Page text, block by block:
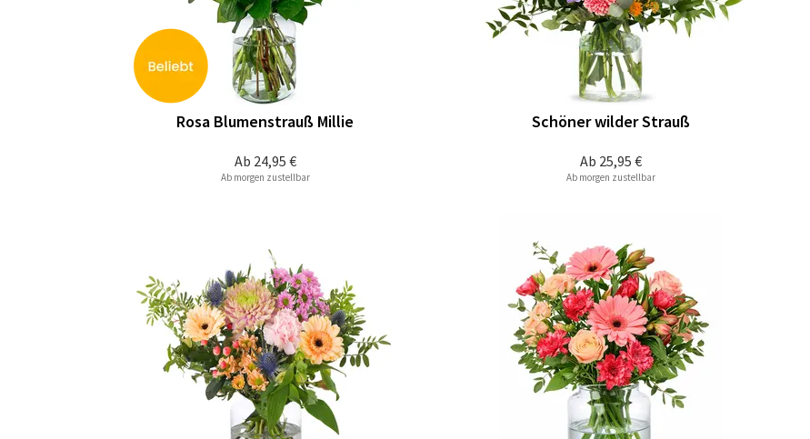
Ab 24,95 €
Rosa Blumenstrauß Millie
Ab morgen zustellbar
Ab 25,95 €
Schöner wilder Strauß
Ab morgen zustellbar